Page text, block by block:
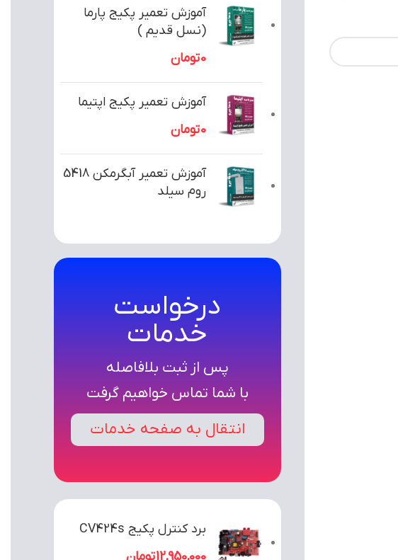
آموزش تعمیر پکیج پارما
(نسل قدیم )
0تومان
آموزش تعمیر پکیج اپتیما
0تومان
آموزش تعمیر آبگرمکن 5418
روم سیلد
درخواست
خدمات
پس از ثبت بلافاصله
با شما تماس خواهیم گرفت
انتقال به صفحه خدمات
برد کنترل پکیج CV424s
12,950,000تومان